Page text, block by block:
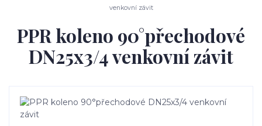
venkovní závit
PPR koleno 90°přechodové
DN25x3/4 venkovní závit